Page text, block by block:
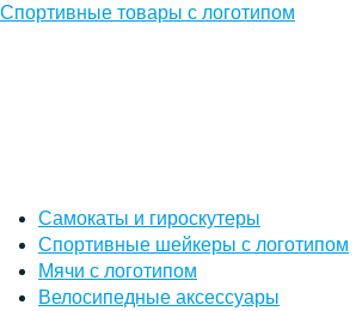
Спортивные товары с логотипом
Самокаты и гироскутеры
Спортивные шейкеры с логотипом
Мячи с логотипом
Велосипедные аксессуары